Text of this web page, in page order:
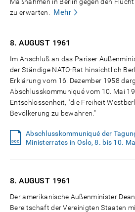
zu erwarten.
Mehr
8. AUGUST 1961
Im Anschluß an das Pariser
der Ständige NATO-Rat hinsichtlich
Erklärung vom 16. Dezember 1958
Abschlusskommuniqué vom 10. Mai
Entschlossenheit, "die Freiheit
Bevölkerung zu bewahren."
Abschlusskommuniqué der
Ministerrates in Oslo, 8. bis 10.
8. AUGUST 1961
Der amerikanische Außenminister
Bereitschaft der Vereinigten Staaten